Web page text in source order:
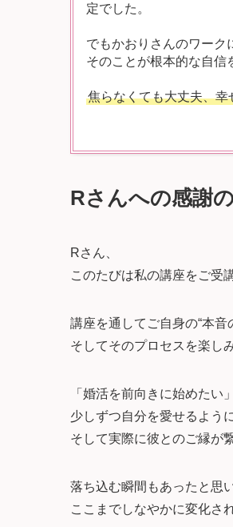
定でした。
でもかおりさんのワーク
そのことが根本的な自信
焦らなくても大丈夫、
Rさんへの感謝
Rさん、
このたびは私の講座をご受
講座を通してご自身の“本音
そしてそのプロセスを楽し
「婚活を前向きに始めたい
少しずつ自分を愛せるよう
そして実際に彼とのご縁が
落ち込む瞬間もあったと思
ここまでしなやかに変化さ